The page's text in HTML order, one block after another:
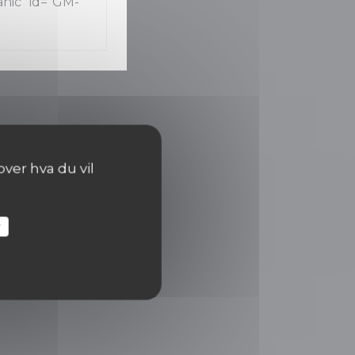
hva du vil